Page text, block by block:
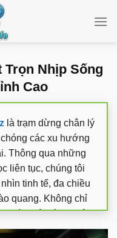
Trọn Nhịp Sống
Cao
là trạm dừng chân lý
các xu hướng
Thông qua những
liên tục, chúng tôi
tinh tế, đa chiều
quang. Không chỉ
chúng tôi còn đi sâu
thuật và chặng